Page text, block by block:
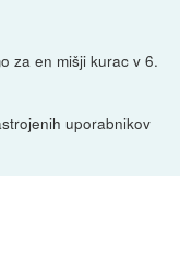
za en mišji kurac v 6.
uporabnikov